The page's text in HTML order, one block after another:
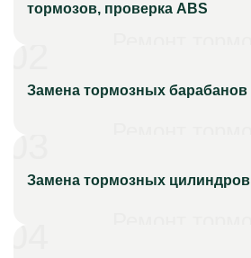
тормозов, проверка ABS
Замена тормозных барабанов
Замена тормозных цилиндров